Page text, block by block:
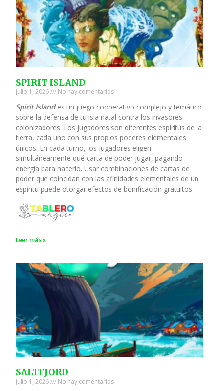
SPIRIT ISLAND
julio 1, 2026 No hay comentarios
Spirit Islandes un juego cooperativo complejo y temático
sobre la defensa de tu isla natal contra los invasores
colonizadores. Los jugadores son diferentes espíritus de la
tierra, cada uno con sus propios poderes elementales
únicos. En cada turno, los jugadores eligen
simultáneamente qué carta de poder jugar, pagando
energía para hacerlo. Usar combinaciones de cartas de
poder que coincidan con las afinidades elementales de un
espíritu puede otorgar efectos de bonificación gratuitos
Leer más »
SALTFJORD
julio 1, 2026 No hay comentarios